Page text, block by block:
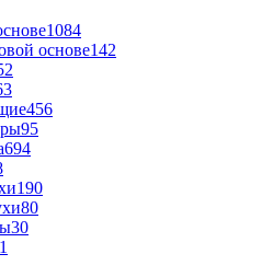
1084
основе142
456
95
694
190
80
30